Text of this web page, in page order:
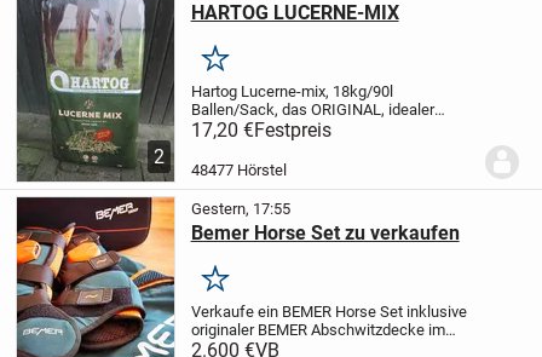
2
HARTOG LUCERNE-MIX
Merken
Hartog Lucerne-mix, 18kg/90l
Ballen/Sack, das ORIGINAL, idealer
Raufutterersatz oder als gesunde Zugabe
Preis bei Abnahme von min. 21 Ballen
16,90 Euro/Stück inkl. MWSt und ab Lager
17,20 €Festpreis
48477 Hörstel
Gestern, 17:55
Bemer Horse Set zu verkaufen
Merken
Verkaufe ein BEMER Horse Set inklusive
originaler BEMER Abschwitzdecke im
Komplettset.Das Set wurde im Juni 2021
2.600 €VB